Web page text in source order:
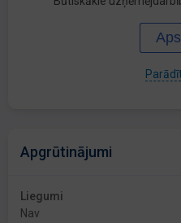
Apgrūtinājumi
Liegumi
Nav